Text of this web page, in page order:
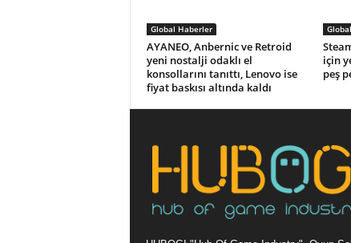
Global Haberler
AYANEO, Anbernic ve Retroid
yeni nostalji odaklı el
konsollarını tanıttı, Lenovo ise
fiyat baskısı altında kaldı
için
peş